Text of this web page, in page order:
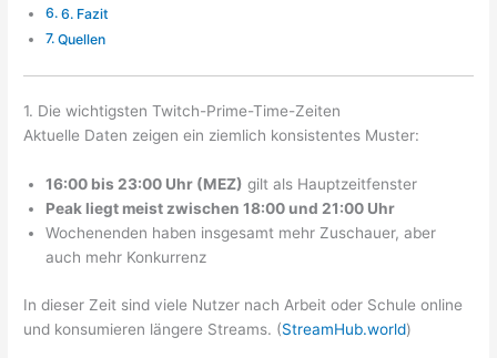
6. Fazit
Quellen
1. Die wichtigsten Twitch-Prime-Time-Zeiten
Aktuelle Daten zeigen ein ziemlich konsistentes Muster:
16:00 bis 23:00 Uhr (MEZ) gilt als Hauptzeitfenster
Peak liegt meist zwischen 18:00 und 21:00 Uhr
Wochenenden haben insgesamt mehr Zuschauer, aber
auch mehr Konkurrenz
In dieser Zeit sind viele Nutzer nach Arbeit oder Schule online
und konsumieren längere Streams. (StreamHub.world)